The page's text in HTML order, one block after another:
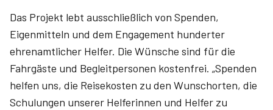
Das Projekt lebt ausschließlich von Spenden,
Eigenmitteln und dem Engagement hunderter
ehrenamtlicher Helfer. Die Wünsche sind für die
Fahrgäste und Begleitpersonen kostenfrei. „Spenden
helfen uns, die Reisekosten zu den Wunschorten, die
Schulungen unserer Helferinnen und Helfer zu